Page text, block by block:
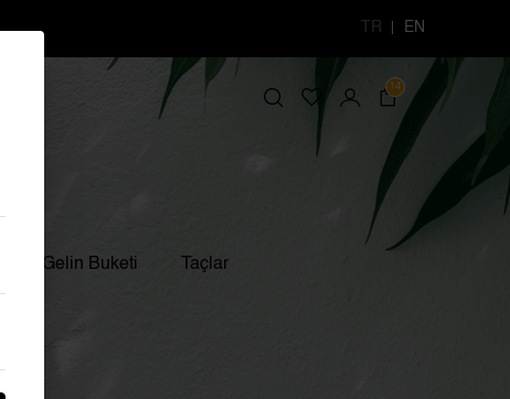
TR EN
14
Gelin Buketi Taçlar